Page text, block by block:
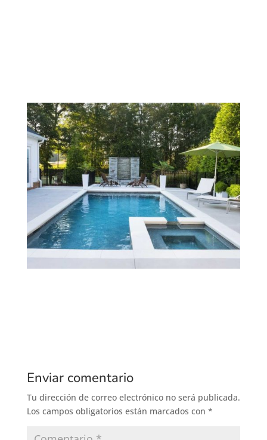
Enviar comentario
Tu dirección de correo electrónico no será publicada.
Los campos obligatorios están marcados con *